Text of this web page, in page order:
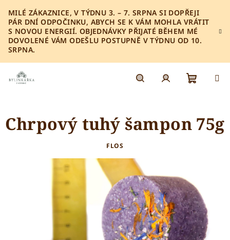
obsah
MILÉ ZÁKAZNICE, V TÝDNU 3. – 7. SRPNA SI DOPŘEJI
PÁR DNÍ ODPOČINKU, ABYCH SE K VÁM MOHLA VRÁTIT
S NOVOU ENERGIÍ. OBJEDNÁVKY PŘIJATÉ BĚHEM MÉ
DOVOLENÉ VÁM ODEŠLU POSTUPNĚ V TÝDNU OD 10.
SRPNA.
košík
Chrpový tuhý šampon 75g
FLOS